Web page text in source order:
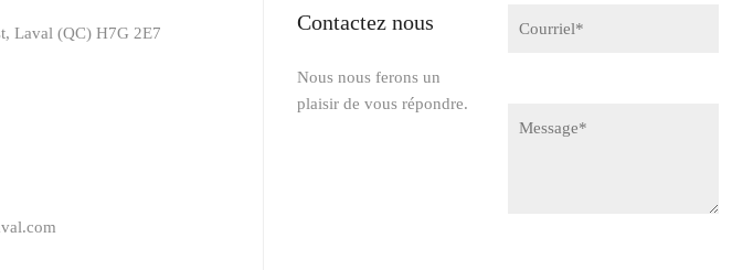
Laval (QC) H7G 2E7 Contactez nous
Nous nous ferons un
plaisir de vous répondre.